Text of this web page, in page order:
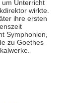
um Unterricht
wirkte.
ihre ersten
Symphonien,
zu Goethes